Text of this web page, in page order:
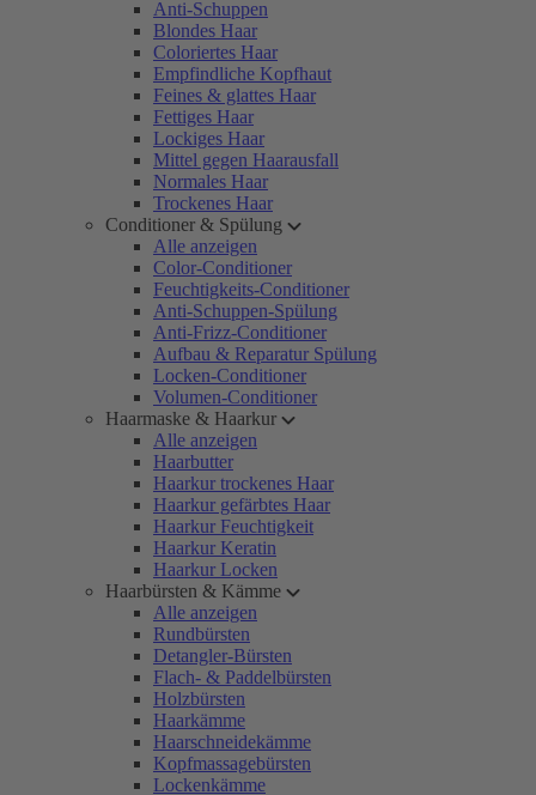
Anti-Schuppen
Blondes Haar
Coloriertes Haar
Empfindliche Kopfhaut
Feines & glattes Haar
Fettiges Haar
Lockiges Haar
Mittel gegen Haarausfall
Normales Haar
Trockenes Haar
Conditioner & Spülung
Alle anzeigen
Color-Conditioner
Feuchtigkeits-Conditioner
Anti-Schuppen-Spülung
Anti-Frizz-Conditioner
Aufbau & Reparatur Spülung
Locken-Conditioner
Volumen-Conditioner
Haarmaske & Haarkur
Alle anzeigen
Haarbutter
Haarkur trockenes Haar
Haarkur gefärbtes Haar
Haarkur Feuchtigkeit
Haarkur Keratin
Haarkur Locken
Haarbürsten & Kämme
Alle anzeigen
Rundbürsten
Detangler-Bürsten
Flach- & Paddelbürsten
Holzbürsten
Haarkämme
Haarschneidekämme
Kopfmassagebürsten
Lockenkämme